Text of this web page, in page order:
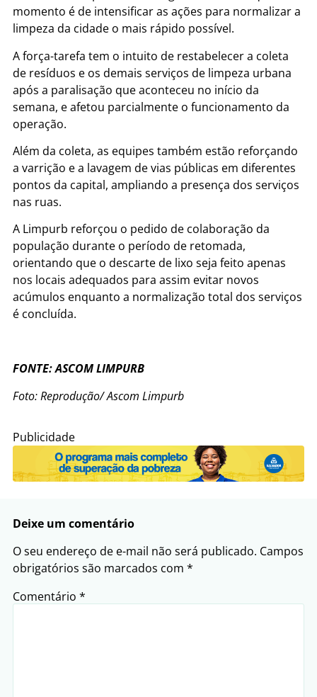
momento é de intensificar as ações para normalizar a
limpeza da cidade o mais rápido possível.
A força-tarefa tem o intuito de restabelecer a coleta
de resíduos e os demais serviços de limpeza urbana
após a paralisação que aconteceu no início da
semana, e afetou parcialmente o funcionamento da
operação.
Além da coleta, as equipes também estão reforçando
a varrição e a lavagem de vias públicas em diferentes
pontos da capital, ampliando a presença dos serviços
nas ruas.
A Limpurb reforçou o pedido de colaboração da
população durante o período de retomada,
orientando que o descarte de lixo seja feito apenas
nos locais adequados para assim evitar novos
acúmulos enquanto a normalização total dos serviços
é concluída.
FONTE: ASCOM LIMPURB
Foto: Reprodução/ Ascom Limpurb
Publicidade
Deixe um comentário
O seu endereço de e-mail não será publicado. Campos
obrigatórios são marcados com *
Comentário *